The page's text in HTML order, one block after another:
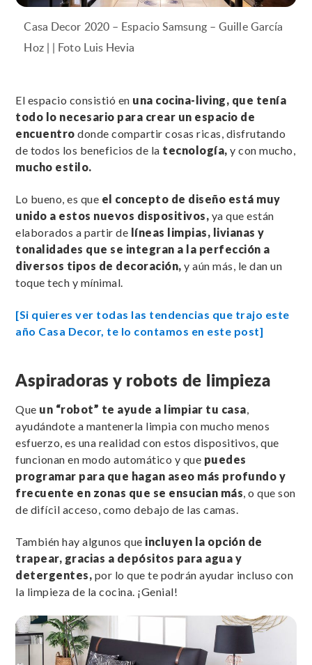
Casa Decor 2020 – Espacio Samsung – Guille García
Hoz | | Foto Luis Hevia
El espacio consistió en una cocina-living, que tenía
todo lo necesario para crear un espacio de
encuentro donde compartir cosas ricas, disfrutando
de todos los beneficios de la tecnología, y con mucho,
mucho estilo.
Lo bueno, es que el concepto de diseño está muy
unido a estos nuevos dispositivos, ya que están
elaborados a partir de líneas limpias, livianas y
tonalidades que se integran a la perfección a
diversos tipos de decoración, y aún más, le dan un
toque tech y mínimal.
[Si quieres ver todas las tendencias que trajo este
año Casa Decor, te lo contamos en este post]
Aspiradoras y robots de limpieza
Que un “robot” te ayude a limpiar tu casa
ayudándote a mantenerla limpia con mucho menos
esfuerzo, es una realidad con estos dispositivos, que
funcionan en modo automático y que puedes
programar para que hagan aseo más profundo y
frecuente en zonas que se ensucian más , o que son
de difícil acceso, como debajo de las camas.
También hay algunos que incluyen la opción de
trapear, gracias a depósitos para agua y
detergentes, por lo que te podrán ayudar incluso con
la limpieza de la cocina. ¡Genial!